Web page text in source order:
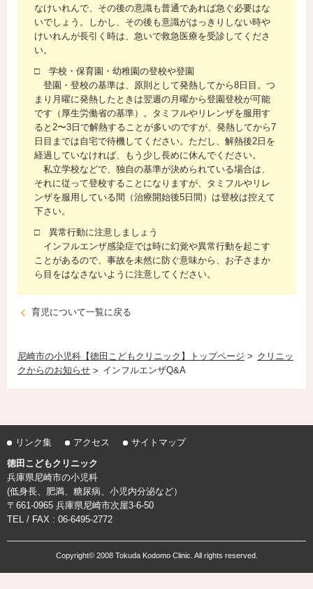
なけいれんで、その後の意識も普通であれば急ぐ必要はな
いでしょう。しかし、その後も意識がはっきりしない時や
けいれんが長引く時は、急いで救急医療を受診してくださ
い。
□ 学校・保育園・幼稚園の登校や登園
登園・登校の基準は、原則として発熱してから8日目。つ
まり月曜に発熱したときは翌週の月曜から登園登校が可能
です（厚生労働省の基準）。タミフルやリレンザを服用す
ると2〜3日で解熱することが多いのですが、発熱してから7
日目までは自宅で待機してください。ただし、解熱後2日を
経過していなければ、もう少し長めに休んでください。
私立学校などで、独自の基準が決められている場合は、
それに従って登校することになりますが、タミフルやリレ
ンザを服用している間（治療開始後5日間）は登校は控えて
下さい。
□ 異常行動に注意しましょう
インフルエンザ感染症では時に幻覚や異常行動を起こす
ことがあるので、事故を未然に防ぐ意味から、お子さまか
ら目をはなさないように注意してください。
育児について一覧に戻る
尼崎市の小児科【徳田こどもクリニック】トップページ
クリニッ
クからのお知らせ
インフルエンザQ&A
リンク集 アクセス
サイトマップ
徳田こどもクリニック
兵庫県尼崎市の小児科
(低身長、肥満、糖尿病、小児内分泌など）
〒661-0965 兵庫県尼崎市次屋3-6-50
TEL / FAX : 06-6495-2772
Copyright© 2008 Tokuda Kodomo Clinic. All rights reserved.